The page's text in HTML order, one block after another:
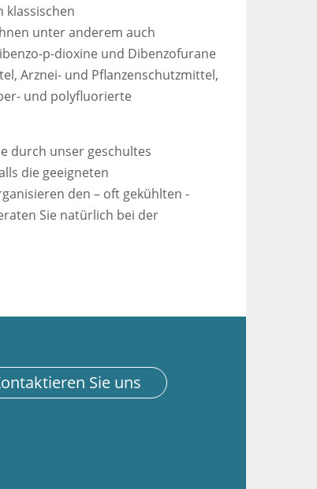
klassischen
unter anderem auch
p-dioxine und Dibenzofurane
Arznei- und Pflanzenschutzmittel,
und polyfluorierte
durch unser geschultes
die geeigneten
den – oft gekühlten -
Sie natürlich bei der
Sie uns